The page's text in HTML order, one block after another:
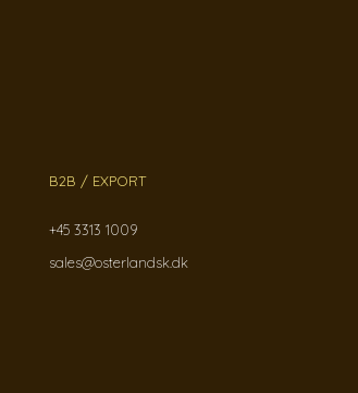
B2B / EXPORT
+45 3313 1009
sales@osterlandsk.dk